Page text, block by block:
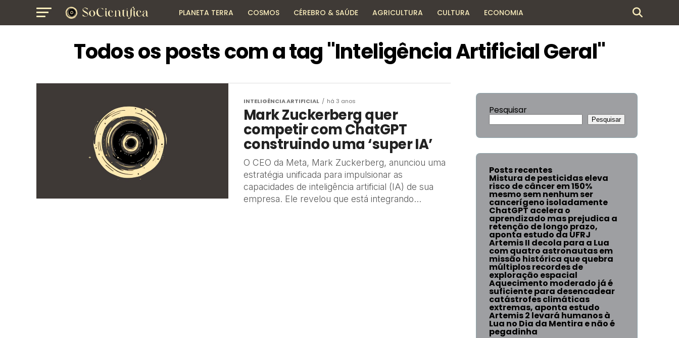
PLANETA TERRA COSMOS CÉREBRO & SAÚDE AGRICULTURA CULTURA ECONOMIA
TECNOLOGIA ENCICLOPÉDIA
Todos os posts com a tag "Inteligência Artificial Geral"
INTELIGÊNCIA ARTIFICIAL há 3 anos
Mark Zuckerberg quer
competir com ChatGPT
construindo uma ‘super IA’
O CEO da Meta, Mark Zuckerberg, anunciou uma
estratégia unificada para impulsionar as
capacidades de inteligência artificial (IA) de sua
empresa. Ele revelou que está integrando...
Pesquisar
Pesquisar
Posts recentes
Mistura de pesticidas eleva
risco de câncer em 150%
mesmo sem nenhum ser
cancerígeno isoladamente
ChatGPT acelera o
aprendizado mas prejudica a
retenção de longo prazo,
aponta estudo da UFRJ
Artemis II decola para a Lua
com quatro astronautas em
missão histórica que quebra
múltiplos recordes de
exploração espacial
Aquecimento moderado já é
suficiente para desencadear
catástrofes climáticas
extremas, aponta estudo
Artemis 2 levará humanos à
Lua no Dia da Mentira e não é
pegadinha